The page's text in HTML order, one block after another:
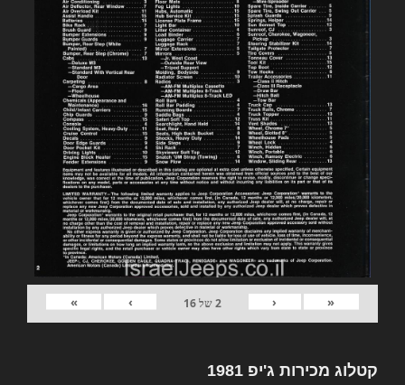
«
‹
2של16
›
»
קטלוג מכירות ג'יפ 1981